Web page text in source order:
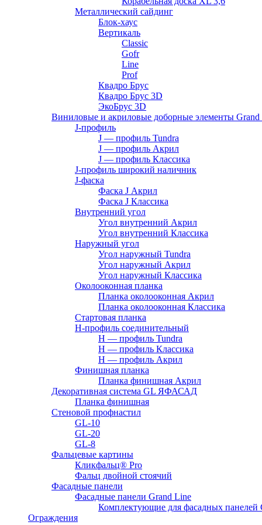
Металлический сайдинг
Блок-хаус
Вертикаль
Classic
Gofr
Line
Prof
Квадро Брус
Квадро Брус 3D
ЭкоБрус 3D
Виниловые и акриловые доборные элементы Grand
J-профиль
J — профиль Tundra
J — профиль Акрил
J — профиль Классика
J-профиль широкий наличник
J-фаска
Фаска J Акрил
Фаска J Классика
Внутренний угол
Угол внутренний Акрил
Угол внутренний Классика
Наружный угол
Угол наружный Tundra
Угол наружный Акрил
Угол наружный Классика
Околооконная планка
Планка околооконная Акрил
Планка околооконная Классика
Стартовая планка
H-профиль соединительный
Н — профиль Tundra
H — профиль Классика
Н — профиль Акрил
Финишная планка
Планка финишная Акрил
Декоративная система GL ЯФАСАД
Планка финишная
Стеновой профнастил
GL-10
GL-20
GL-8
Фальцевые картины
Кликфальц® Pro
Фальц двoйной стоячий
Фасадные панели
Фасадные панели Grand Line
Комплектующие для фасадных панелей
Ограждения